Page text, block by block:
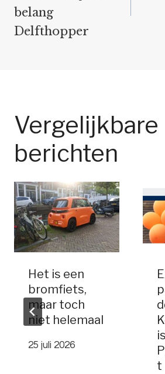
belang
Delfthopper
Vergelijkbare
berichten
Het is een
bromfiets,
maar toch
niet helemaal
25 juli 2026
t